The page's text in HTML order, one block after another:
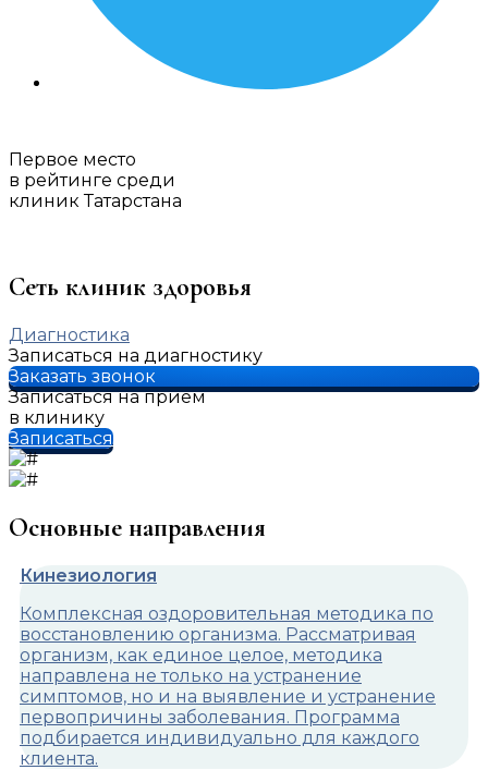
Первое место
в рейтинге среди
клиник Татарстана
Сеть клиник здоровья
Диагностика
Записаться на диагностику
Заказать звонок
Записаться на прием
в клинику
Записаться
Основные направления
Кинезиология
Комплексная оздоровительная методика по
восстановлению организма. Рассматривая
организм, как единое целое, методика
направлена не только на устранение
симптомов, но и на выявление и устранение
первопричины заболевания. Программа
подбирается индивидуально для каждого
клиента.